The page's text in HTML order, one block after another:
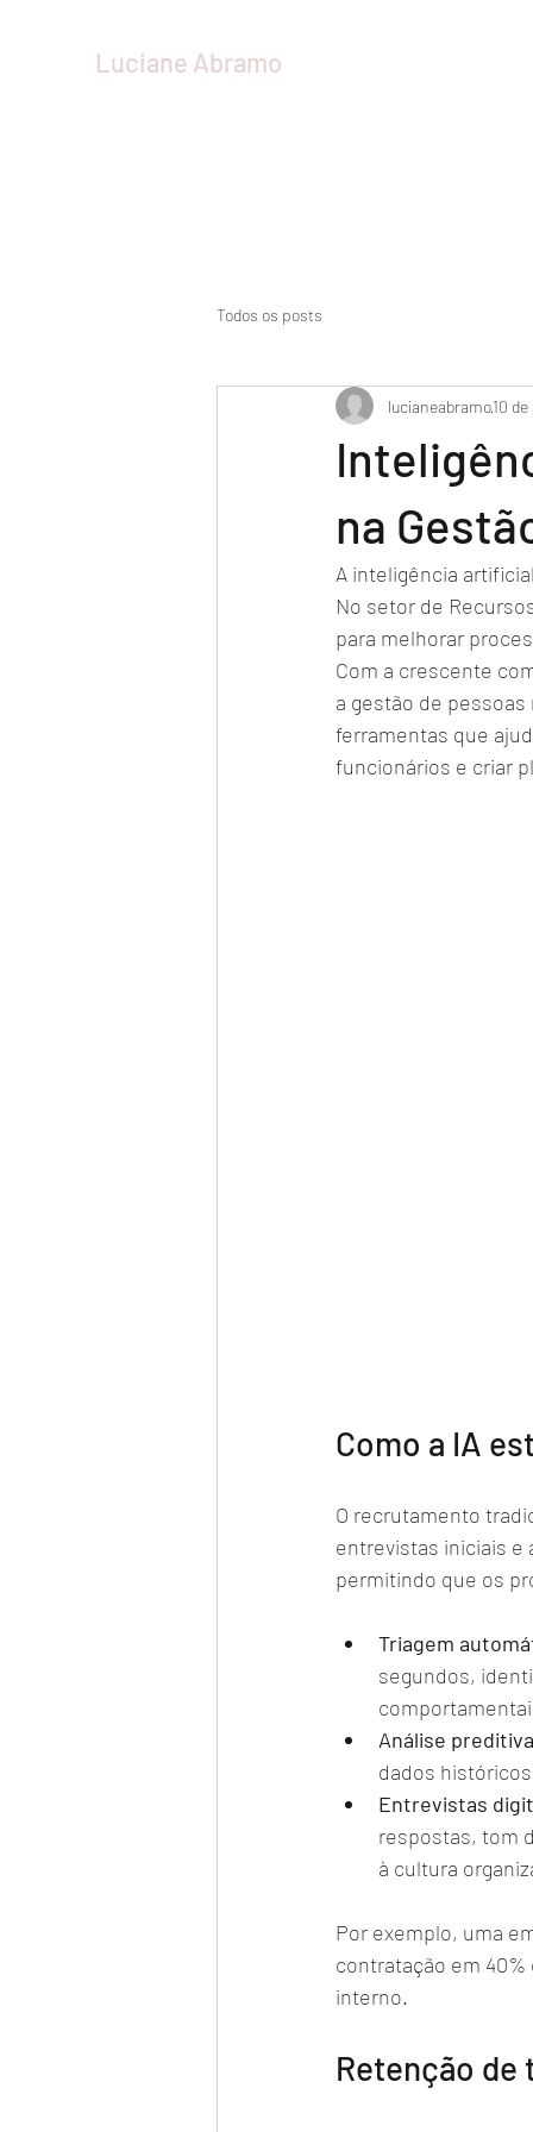
Luciane Abramo
Todos os posts
na
lucianeabramo10
A inteligência
No setor de
para melhorar
Com a crescente
a gestão de
ferramentas que
funcionários e criar
Como a IA
O recrutamento
entrevistas iniciais e
permitindo que os
Triagem
segundos,
Análise preditiva
dados
Entrevistas
respostas, tom
à cultura
Por exemplo, uma
contratação em
interno.
Retenção